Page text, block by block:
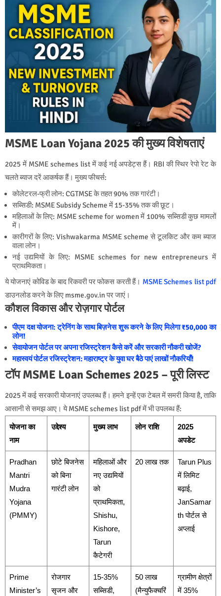
MSME Loan Yojana 2025 की मुख्य विशेषताएं
2025 में MSME schemes list में कई नई अपडेट्स हैं। RBI की स्थिर रेपो रेट के
चलते ब्याज दरें आकर्षक हैं। मुख्य फीचर्स:
कोलेटरल-फ्री लोन: CGTMSE के तहत 90% तक गारंटी।
सब्सिडी: MSME Subsidy Scheme में 15-35% तक की छूट।
महिलाओं के लिए: MSME scheme for women में 100% सब्सिडी कुछ मामलों
में।
कारीगरों के लिए: Vishwakarma MSME scheme से टूलकिट और कम ब्याज
वाला लोन।
नई उद्यमियों के लिए: MSME schemes for new entrepreneurs में
प्राथमिकता।
ये योजनाएं कोविड के बाद रिकवरी पर फोकस करती हैं। MSME Schemes list pdf
डाउनलोड करने के लिए msme.gov.in पर जाएं।
कौशल विकास और रोज़गार पोर्टल
पीएम दक्ष योजना: ट्रेनिंग के साथ बिज़नेस शुरू करने के लिए मिलेगा ₹50,000 का
लोन!
सेवायोजन पोर्टल पर अपना रजिस्ट्रेशन कैसे करें और सरकारी नौकरी खोजें?
महास्वयं पोर्टल रजिस्ट्रेशन: महाराष्ट्र के युवा घर बैठे पाएं लाखों नौकरियाँ!
टॉप MSME Loan Schemes 2025 – पूरी लिस्ट
2025 में कई सरकारी योजनाएं उपलब्ध हैं। हमने इन्हें एक टेबल में समरी किया है, ताकि
आसानी से समझ आए। ये MSME schemes list pdf में भी उपलब्ध हैं:
योजना का
नाम
उद्देश्य मुख्य लाभ लोन राशि
2025
अपडेट
Pradhan
Mantri
Mudra
Yojana
(PMMY)
छोटे बिजनेस
को बिना
गारंटी लोन
महिलाओं और
नए उद्यमियों
को
प्राथमिकता,
Shishu,
Kishore,
Tarun
कैटेगरी
20 लाख तक
Tarun Plus
में लिमिट
बढ़ाई,
JanSamar
th पोर्टल से
अप्लाई
Prime
Minister’s
रोजगार
सृजन और
15-35%
सब्सिडी,
50 लाख
(मैन्युफैक्चरिं
ग्रामीण क्षेत्रों
में 35%